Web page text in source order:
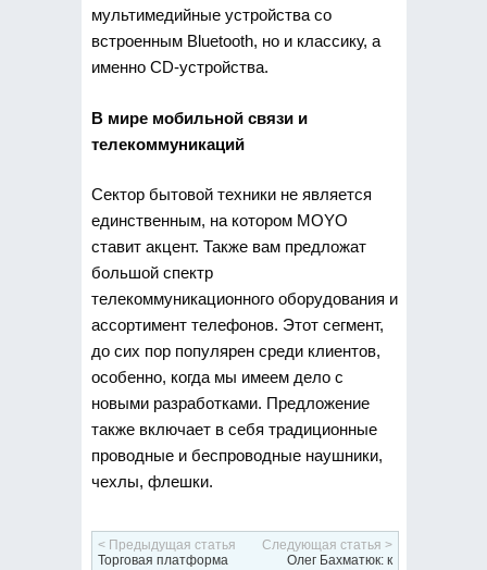
мультимедийные устройства со
встроенным Bluetooth, но и классику, а
именно CD-устройства.
В мире мобильной связи и
телекоммуникаций
Сектор бытовой техники не является
единственным, на котором MOYO
ставит акцент. Также вам предложат
большой спектр
телекоммуникационного оборудования и
ассортимент телефонов. Этот сегмент,
до сих пор популярен среди клиентов,
особенно, когда мы имеем дело с
новыми разработками. Предложение
также включает в себя традиционные
проводные и беспроводные наушники,
чехлы, флешки.
< Предыдущая статья
Торговая платформа
Следующая статья >
Олег Бахматюк: к